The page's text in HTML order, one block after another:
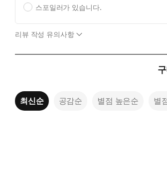
스포일러가 있습니다.
리뷰 작성 유의사항
최신순 공감순 별점 높은순 별